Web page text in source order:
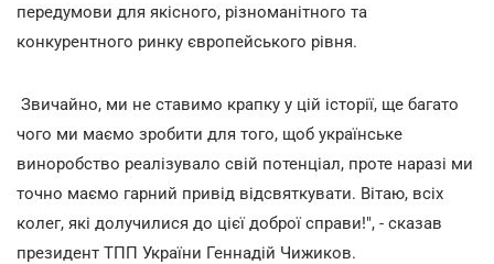
передумови для якісного, різноманітного та
конкурентного ринку європейського рівня.
Звичайно, ми не ставимо крапку у цій історії, ще багато
чого ми маємо зробити для того, щоб українське
виноробство реалізувало свій потенціал, проте наразі ми
точно маємо гарний привід відсвяткувати. Вітаю, всіх
колег, які долучилися до цієї доброї справи!", - сказав
президент ТПП України Геннадій Чижиков.